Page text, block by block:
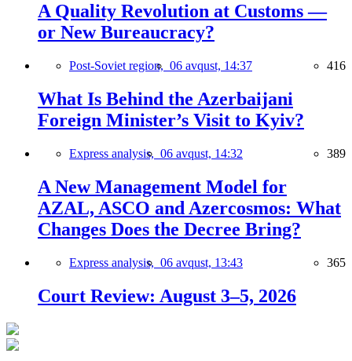
A Quality Revolution at Customs —
or New Bureaucracy?
Post-Soviet region, 06 avqust, 14:37 416
What Is Behind the Azerbaijani
Foreign Minister’s Visit to Kyiv?
Express analysis, 06 avqust, 14:32 389
A New Management Model for
AZAL, ASCO and Azercosmos: What
Changes Does the Decree Bring?
Express analysis, 06 avqust, 13:43 365
Court Review: August 3–5, 2026